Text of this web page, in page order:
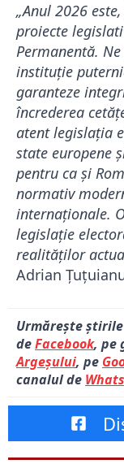
„Anul 2026
proiecte
Permanentă.
instituţie
garanteze
încrederea
atent legislaţia
state europene
pentru ca şi
normativ
internaţionale.
legislaţie
realităţilor
Adrian
Urmărește
deFacebook, pe
Argeșului, pe
canalul de